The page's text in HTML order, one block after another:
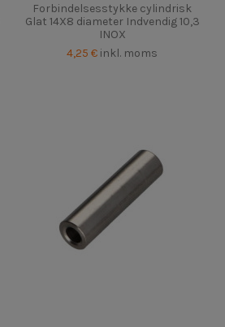
Forbindelsesstykke cylindrisk
Glat 14X8 diameter Indvendig 10,3
INOX
4,25 € inkl. moms